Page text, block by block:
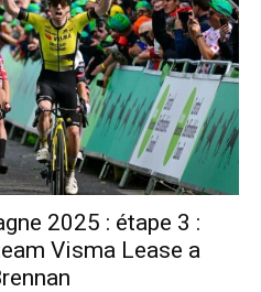
2025 : étape 3 :
Visma Lease a